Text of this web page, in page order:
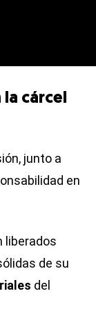
cárcel
junto a
en
liberados
de su
del